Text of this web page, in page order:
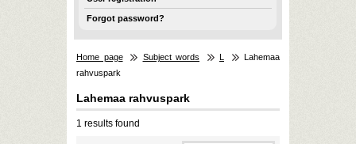
Forgot password?
Home page Subject words L
Lahemaa
rahvuspark
Lahemaa rahvuspark
1 results found